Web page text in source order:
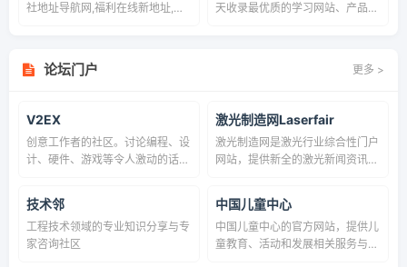
社地址导航网,福利在线新地址,宅
和小众特色网站上网导航。及时收
录娱乐网站、批发网站、特殊小众
的网络生活更简单精彩。上网,从
看么福利网开始。
天收录最优质的学习网站、产品网
论坛门户 更多 >
V2EX
创意工作者的社区。讨论编程、设
计、硬件、游戏等令人激动的话
激光制造网Laserfair
激光制造网是激光行业综合性门户
网站，提供新全的激光新闻资讯，
场研究与激光行业发展趋势。推动
激光技术的应用与引导激光产业发
展，“红光奖”主办单位，“激光制
造商情”发行单位。
技术邻
工程技术领域的专业知识分享与专
家咨询社区
中国儿童中心
中国儿童中心的官方网站，提供儿
童教育、活动和发展相关服务与资